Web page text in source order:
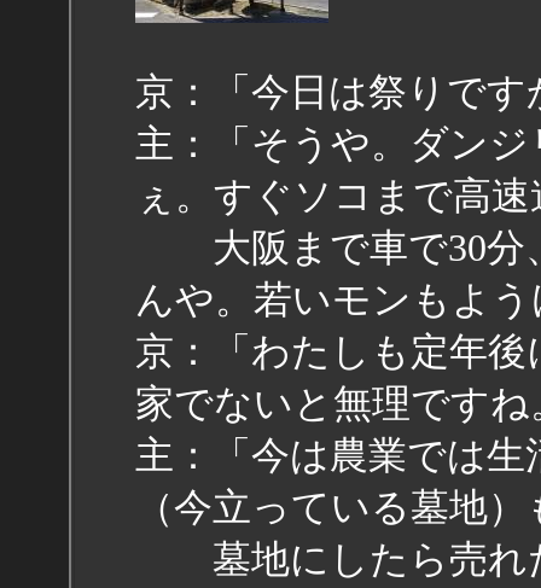
京：「今日は祭りです
主：「そうや。ダン
ぇ。すぐソコまで高
大阪まで車で30分
んや。若いモンもよ
京：「わたしも定年
家でないと無理ですね
主：「今は農業では
（今立っている墓地
墓地にしたら売れ